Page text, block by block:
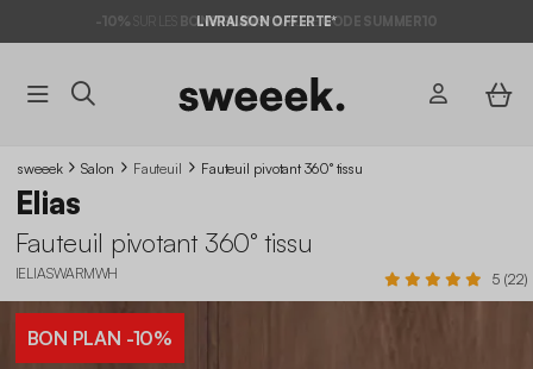
-10% BONS PLANS* AVEC LECODE SUMMER10
LIVRAISON OFFERTE*
sweeek Salon Fauteuil Fauteuil pivotant 360° tissu
Elias
Fauteuil pivotant 360° tissu
IELIASWARMWH 5 (22)
BON PLAN -10%